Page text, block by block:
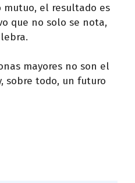
mutuo, el resultado es
que no solo se nota,
mayores no son el
sobre todo, un futuro